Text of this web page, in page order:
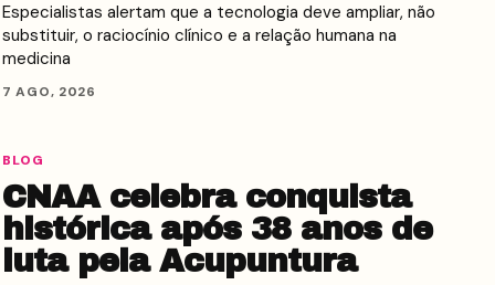
Especialistas alertam que a tecnologia deve ampliar, não
substituir, o raciocínio clínico e a relação humana na
medicina
7 AGO, 2026
BLOG
CNAA celebra conquista
histórica após 38 anos de
luta pela Acupuntura